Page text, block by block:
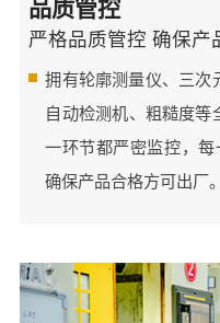
品质管控
严格品质管控 确保产
拥有轮廓测量仪、三次
自动检测机、粗糙度
一环节都严密监控，每
确保产品合格方可出厂。